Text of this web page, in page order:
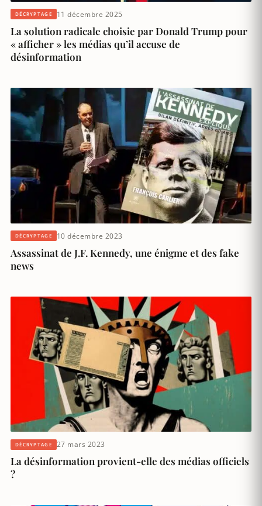
DÉCRYPTAGE 11 décembre 2025
La solution radicale choisie par Donald Trump pour
« afficher » les médias qu’il accuse de
désinformation
DÉCRYPTAGE 10 décembre 2023
Assassinat de J.F. Kennedy, une énigme et des fake
news
DÉCRYPTAGE 27 mars 2023
La désinformation provient-elle des médias officiels
?